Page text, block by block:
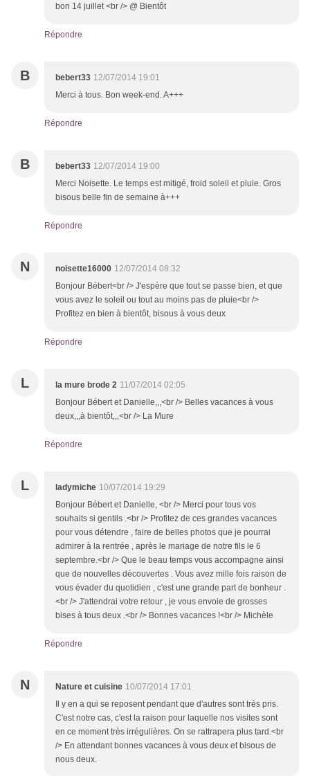
bon 14 juillet <br /> @ Bientôt
Répondre
B bebert33 12/07/2014 19:01
Merci à tous. Bon week-end. A+++
Répondre
B bebert33 12/07/2014 19:00
Merci Noisette. Le temps est mitigé, froid soleil et pluie. Gros
bisous belle fin de semaine à+++
Répondre
N noisette16000 12/07/2014 08:32
Bonjour Bébert<br /> J'espère que tout se passe bien, et que
vous avez le soleil ou tout au moins pas de pluie<br />
Profitez en bien à bientôt, bisous à vous deux
Répondre
L la mure brode 2 11/07/2014 02:05
Bonjour Bébert et Danielle,,,<br /> Belles vacances à vous
deux,,,à bientôt,,,<br /> La Mure
Répondre
L ladymiche 10/07/2014 19:29
Bonjour Bébert et Danielle, <br /> Merci pour tous vos
souhaits si gentils .<br /> Profitez de ces grandes vacances
pour vous détendre , faire de belles photos que je pourrai
admirer à la rentrée , après le mariage de notre fils le 6
septembre.<br /> Que le beau temps vous accompagne ainsi
que de nouvelles découvertes . Vous avez mille fois raison de
vous évader du quotidien , c'est une grande part de bonheur .
<br /> J'attendrai votre retour , je vous envoie de grosses
bises à tous deux .<br /> Bonnes vacances !<br /> Michèle
Répondre
N Nature et cuisine 10/07/2014 17:01
Il y en a qui se reposent pendant que d'autres sont très pris.
C'est notre cas, c'est la raison pour laquelle nos visites sont
en ce moment très irrégulières. On se rattrapera plus tard.<br
/> En attendant bonnes vacances à vous deux et bisous de
nous deux.